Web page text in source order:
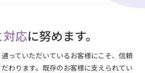
対応に努めます。
っていただいているお客様にこそ、信頼
わります。既存のお客様に支えられてい